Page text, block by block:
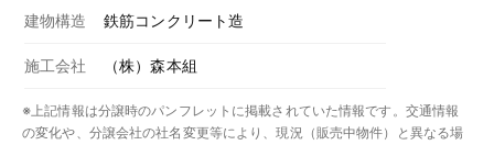
建物構造 鉄筋コンクリート造
施工会社 （株）森本組
※上記情報は分譲時のパンフレットに掲載されていた情報です。交通情報
の変化や、分譲会社の社名変更等により、現況（販売中物件）と異なる場